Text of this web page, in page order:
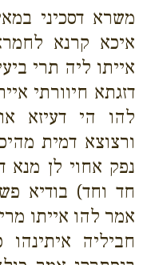
משרא דסכיני
איכא קרנא
אייתו ליה תרי
דזגתא חיוורתי
להו הי דעיזא
ורצוצא דמית
נפק אחוי לן מנא
חד וחד) בודיא
אמר להו אייתו
חביליה